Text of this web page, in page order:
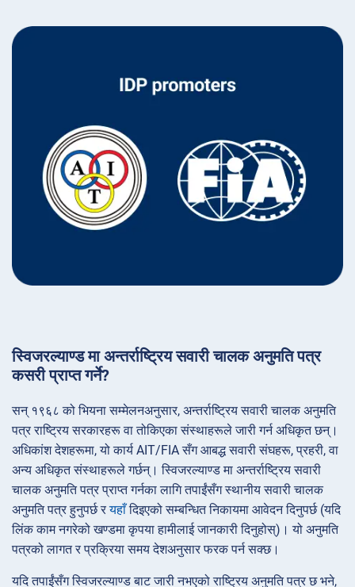
स्विजरल्याण्ड मा अन्तर्राष्ट्रिय सवारी चालक अनुमति पत्र
कसरी प्राप्त गर्ने?
सन् १९६८ को भियना सम्मेलनअनुसार, अन्तर्राष्ट्रिय सवारी चालक अनुमति
पत्र राष्ट्रिय सरकारहरू वा तोकिएका संस्थाहरूले जारी गर्न अधिकृत छन्।
अधिकांश देशहरूमा, यो कार्य AIT/FIA सँग आबद्ध सवारी संघहरू, प्रहरी, वा
अन्य अधिकृत संस्थाहरूले गर्छन्। स्विजरल्याण्ड मा अन्तर्राष्ट्रिय सवारी
चालक अनुमति पत्र प्राप्त गर्नका लागि तपाईंसँग स्थानीय सवारी चालक
अनुमति पत्र हुनुपर्छ रयहाँदिइएको सम्बन्धित निकायमा आवेदन दिनुपर्छ (यदि
लिंक काम नगरेको खण्डमा कृपया हामीलाई जानकारी दिनुहोस्)। यो अनुमति
पत्रको लागत र प्रक्रिया समय देशअनुसार फरक पर्न सक्छ।
यदि तपाईंसँग स्विजरल्याण्ड बाट जारी नभएको राष्ट्रिय अनुमति पत्र छ भने,